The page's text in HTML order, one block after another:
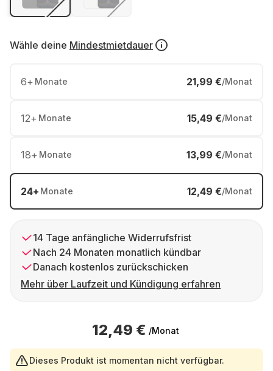
Wähle deine Mindestmietdauer
6+ Monate 21,99 €/Monat
12+ Monate 15,49 €/Monat
18+ Monate 13,99 €/Monat
24+ Monate 12,49 €/Monat
14 Tage anfängliche Widerrufsfrist
Nach 24 Monaten monatlich kündbar
Danach kostenlos zurückschicken
Mehr über Laufzeit und Kündigung erfahren
12,49 € /Monat
Dieses Produkt ist momentan nicht verfügbar.